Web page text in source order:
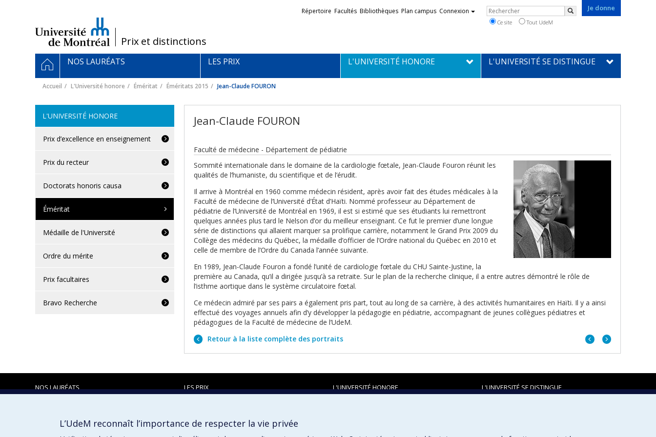
/Prix et distinctions
Je donne
Liens
externes
Répertoire Facultés Bibliothèques Plan campus Connexion Rechercher
Rechercher
Ce site Tout UdeM
Navigation
principale
ACCUEIL
NOS LAURÉATS LES PRIX L'UNIVERSITÉ HONORE L'UNIVERSITÉ SE DISTINGUE
Accueil L'Université honore Éméritat Éméritats 2015 Jean-Claude FOURON
Jean-Claude FOURON
Faculté de médecine - Département de pédiatrie
Sommité internationale dans le domaine de la cardiologie fœtale, Jean-Claude Fouron réunit les
qualités de l’humaniste, du scientifique et de l’érudit.
Il arrive à Montréal en 1960 comme médecin résident, après avoir fait des études médicales à la
Faculté de médecine de l’Université d’État d’Haïti. Nommé professeur au Département de
pédiatrie de l’Université de Montréal en 1969, il est si estimé que ses étudiants lui remettront
quelques années plus tard le Nelson d’or du meilleur enseignant. Ce fut le premier d’une longue
série de distinctions qui allaient marquer sa prolifique carrière, notamment le Grand Prix 2009 du
Collège des médecins du Québec, la médaille d’officier de l’Ordre national du Québec en 2010 et
celle de membre de l’Ordre du Canada l’année suivante.
En 1989, Jean-Claude Fouron a fondé l’unité de cardiologie fœtale du CHU Sainte-Justine, la
première au Canada, qu’il a dirigée jusqu’à sa retraite. Sur le plan de la recherche clinique, il a entre autres démontré le rôle de
l’isthme aortique dans le système circulatoire fœtal.
Ce médecin admiré par ses pairs a également pris part, tout au long de sa carrière, à des activités humanitaires en Haïti. Il y a ainsi
effectué des voyages annuels afin d’y développer la pédagogie en pédiatrie, accompagnant de jeunes collègues pédiatres et
pédagogues de la Faculté de médecine de l’UdeM.
Retour à la liste complète des portraits
Portrait
Portrait
L'UNIVERSITÉ HONORE
Prix d’excellence en enseignement
Prix du recteur
Doctorats honoris causa
Éméritat
Médaille de l'Université
Ordre du mérite
Prix facultaires
Bravo Recherche
NOS LAURÉATS LES PRIX L'UNIVERSITÉ HONORE L'UNIVERSITÉ SE DISTINGUE
Prix et distinctions
L’UdeM reconnaît l’importance de respecter la vie privée